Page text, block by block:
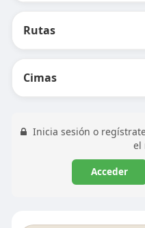
Rutas
Cimas
Inicia sesión o
el
Acceder